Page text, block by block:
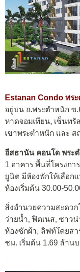
Estanan Condo พร
อยู่บน ถ.พระตำหนัก ซ
หาดจอมเทียน, เซ็นทรั
เขาพระตำหนัก และ ส
อีสธานัน คอนโด พระ
1 อาคาร พื้นที่โครงกา
ยูนิต มีห้องพักให้เลือก
ห้องเริ่มต้น 30.00-
สิ่งอำนวยความสะดวก
ว่ายน้ำ, ฟิตเนส, ซาว
ห้องซักผ้า, ลิฟท์โดยสา
ชม. เริ่มต้น 1.69 ล้าน